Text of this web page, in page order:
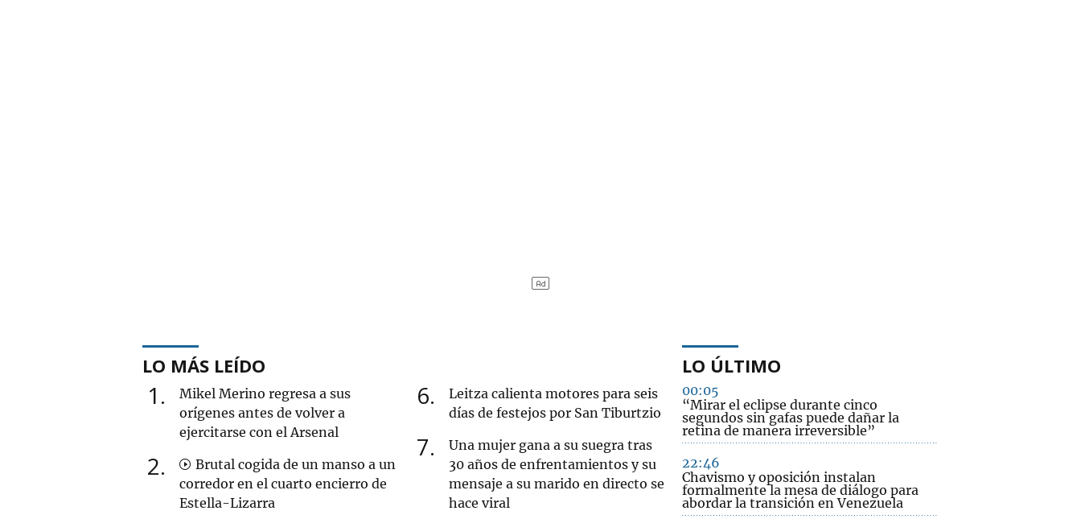
LO MÁS LEÍDO
1
Mikel Merino regresa a sus
orígenes antes de volver a
ejercitarse con el Arsenal
2
Brutal cogida de un manso a un
corredor en el cuarto encierro de
Estella-Lizarra
6
Leitza calienta motores para seis
días de festejos por San Tiburtzio
7
Una mujer gana a su suegra tras
30 años de enfrentamientos y su
mensaje a su marido en directo se
hace viral
LO ÚLTIMO
00:05
“Mirar el eclipse durante cinco
segundos sin gafas puede dañar la
retina de manera irreversible”
22:46
Chavismo y oposición instalan
formalmente la mesa de diálogo para
abordar la transición en Venezuela